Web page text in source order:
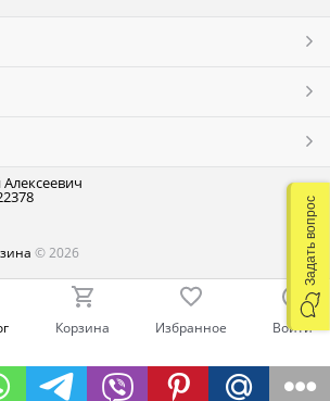
© 2026
Корзина Избранное Войти
Задать вопрос